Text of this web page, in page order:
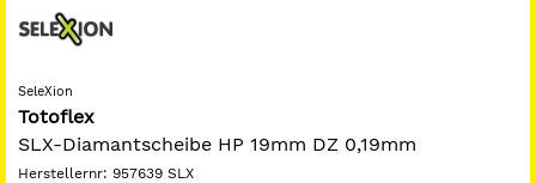
SeleXion
Totoflex
SLX-Diamantscheibe HP 19mm DZ 0,19mm
Herstellernr: 957639 SLX